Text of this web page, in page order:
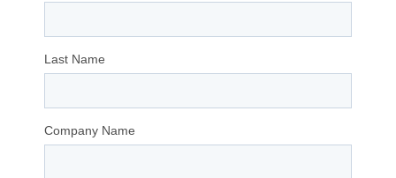
Last Name
Company Name